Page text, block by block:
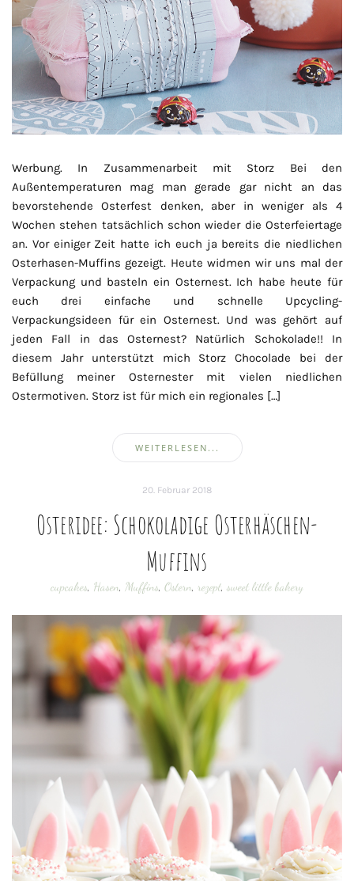
Werbung. In Zusammenarbeit mit Storz Bei den
Außentemperaturen mag man gerade gar nicht an das
bevorstehende Osterfest denken, aber in weniger als 4
Wochen stehen tatsächlich schon wieder die Osterfeiertage
an. Vor einiger Zeit hatte ich euch ja bereits die niedlichen
Osterhasen-Muffins gezeigt. Heute widmen wir uns mal der
Verpackung und basteln ein Osternest. Ich habe heute für
euch drei einfache und schnelle Upcycling-
Verpackungsideen für ein Osternest. Und was gehört auf
jeden Fall in das Osternest? Natürlich Schokolade!! In
diesem Jahr unterstützt mich Storz Chocolade bei der
Befüllung meiner Osternester mit vielen niedlichen
Ostermotiven. Storz ist für mich ein regionales […]
WEITERLESEN...
20. Februar 2018
Osteridee: Schokoladige Osterhäschen-
Muffins
cupcakes, Hasen, Muffins, Ostern, rezept, sweet little bakery